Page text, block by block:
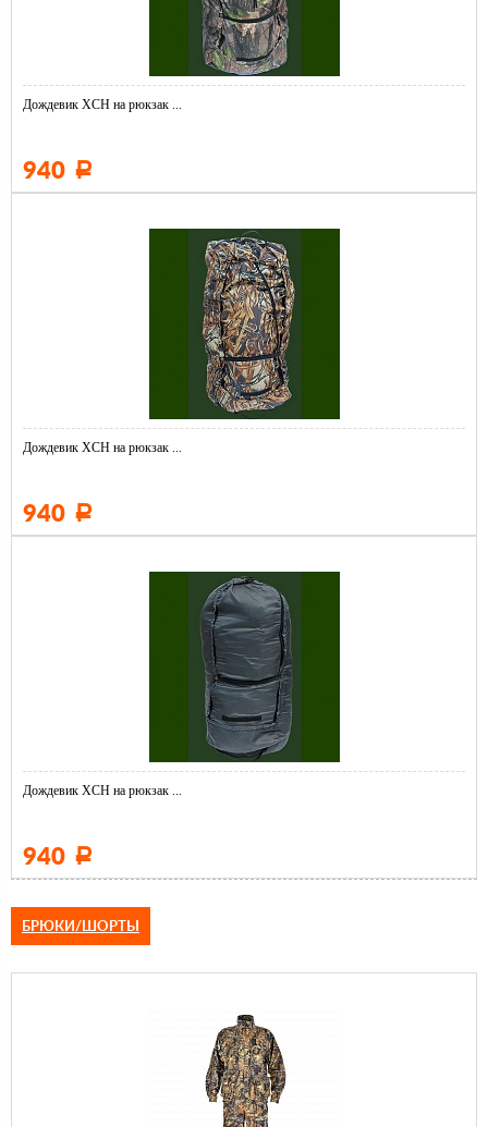
Дождевик ХСН на рюкзак ...
940 Р
Дождевик ХСН на рюкзак ...
940 Р
Дождевик ХСН на рюкзак ...
940 Р
БРЮКИ/ШОРТЫ